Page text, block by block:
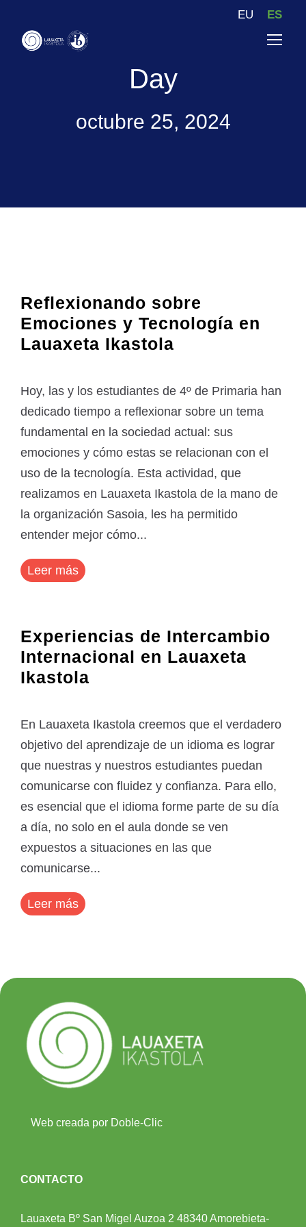
EU ES
Day
octubre 25, 2024
Reflexionando sobre
Emociones y Tecnología en
Lauaxeta Ikastola
Hoy, las y los estudiantes de 4º de Primaria han
dedicado tiempo a reflexionar sobre un tema
fundamental en la sociedad actual: sus
emociones y cómo estas se relacionan con el
uso de la tecnología. Esta actividad, que
realizamos en Lauaxeta Ikastola de la mano de
la organización Sasoia, les ha permitido
entender mejor cómo...
Leer más
Experiencias de Intercambio
Internacional en Lauaxeta
Ikastola
En Lauaxeta Ikastola creemos que el verdadero
objetivo del aprendizaje de un idioma es lograr
que nuestras y nuestros estudiantes puedan
comunicarse con fluidez y confianza. Para ello,
es esencial que el idioma forme parte de su día
a día, no solo en el aula donde se ven
expuestos a situaciones en las que
comunicarse...
Leer más
Web creada por Doble-Clic
CONTACTO
Lauaxeta Bº San Migel Auzoa 2 48340 Amorebieta-